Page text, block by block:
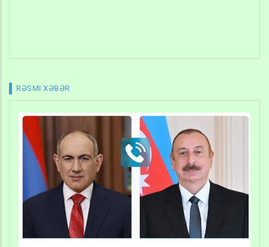
RƏSMI XƏBƏR